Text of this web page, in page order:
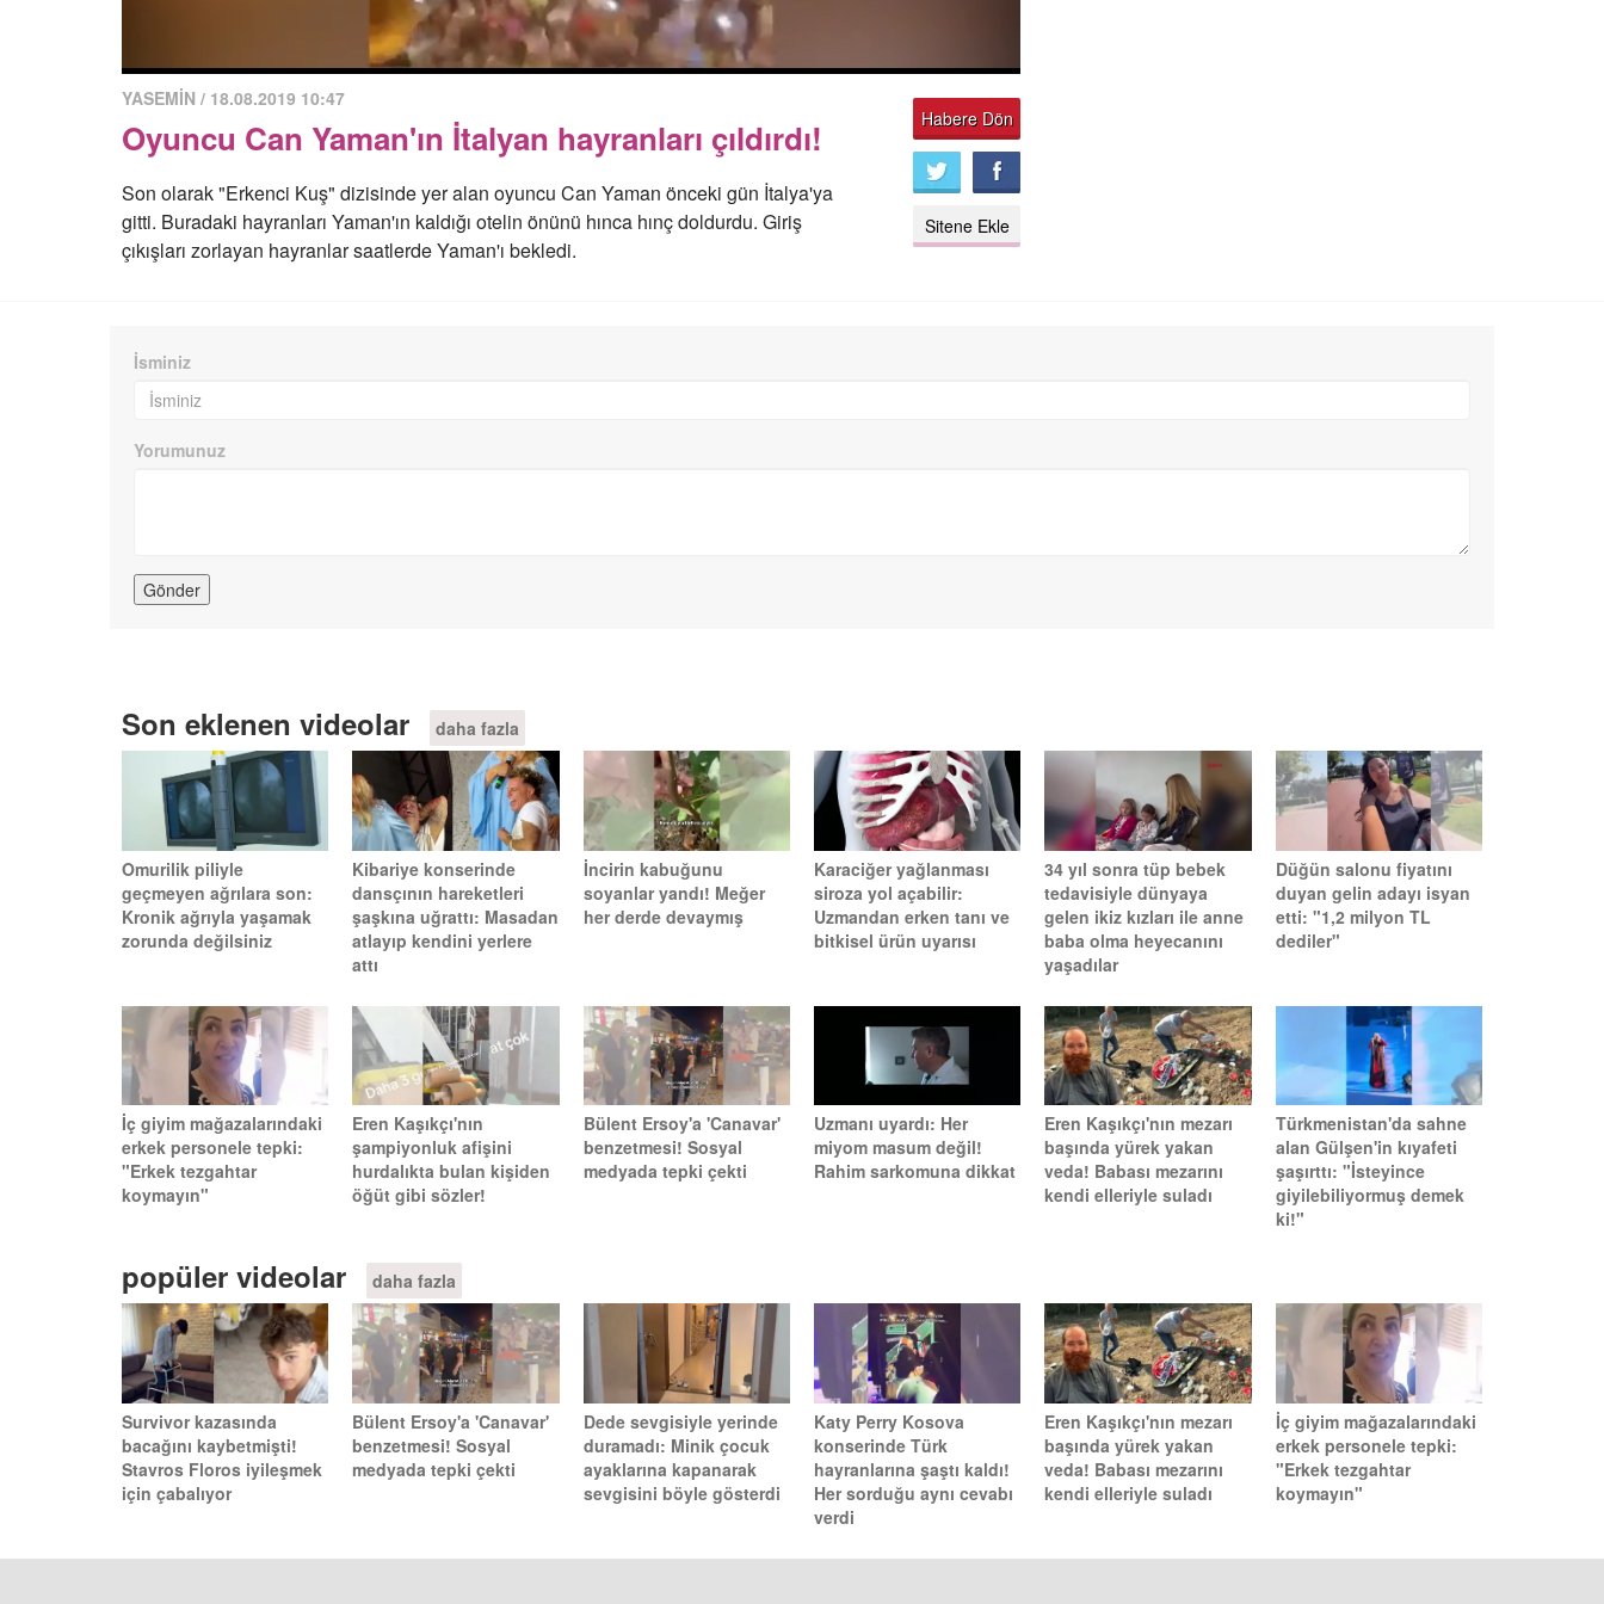
YASEMİN / 18.08.2019 10:47
Oyuncu Can Yaman'ın İtalyan hayranları çıldırdı!
Son olarak "Erkenci Kuş" dizisinde yer alan oyuncu Can Yaman önceki gün İtalya'ya
gitti. Buradaki hayranları Yaman'ın kaldığı otelin önünü hınca hınç doldurdu. Giriş
çıkışları zorlayan hayranlar saatlerde Yaman'ı bekledi.
Habere Dön
Sitene Ekle
İsminiz
Yorumunuz
Son eklenen videolar daha fazla
Omurilik piliyle
geçmeyen ağrılara son:
Kronik ağrıyla yaşamak
zorunda değilsiniz
Kibariye konserinde
dansçının hareketleri
şaşkına uğrattı: Masadan
atlayıp kendini yerlere
attı
İncirin kabuğunu
soyanlar yandı! Meğer
her derde devaymış
Karaciğer yağlanması
siroza yol açabilir:
Uzmandan erken tanı ve
bitkisel ürün uyarısı
34 yıl sonra tüp bebek
tedavisiyle dünyaya
gelen ikiz kızları ile anne
baba olma heyecanını
yaşadılar
Düğün salonu fiyatını
duyan gelin adayı isyan
etti: "1,2 milyon TL
dediler"
İç giyim mağazalarındaki
erkek personele tepki:
"Erkek tezgahtar
koymayın"
Eren Kaşıkçı'nın
şampiyonluk afişini
hurdalıkta bulan kişiden
öğüt gibi sözler!
Bülent Ersoy'a 'Canavar'
benzetmesi! Sosyal
medyada tepki çekti
Uzmanı uyardı: Her
miyom masum değil!
Rahim sarkomuna dikkat
Eren Kaşıkçı'nın mezarı
başında yürek yakan
veda! Babası mezarını
kendi elleriyle suladı
Türkmenistan'da sahne
alan Gülşen'in kıyafeti
şaşırttı: "İsteyince
giyilebiliyormuş demek
ki!"
popüler videolar daha fazla
Survivor kazasında
bacağını kaybetmişti!
Stavros Floros iyileşmek
için çabalıyor
Bülent Ersoy'a 'Canavar'
benzetmesi! Sosyal
medyada tepki çekti
Dede sevgisiyle yerinde
duramadı: Minik çocuk
ayaklarına kapanarak
sevgisini böyle gösterdi
Katy Perry Kosova
konserinde Türk
hayranlarına şaştı kaldı!
Her sorduğu aynı cevabı
verdi
Eren Kaşıkçı'nın mezarı
başında yürek yakan
veda! Babası mezarını
kendi elleriyle suladı
İç giyim mağazalarındaki
erkek personele tepki:
"Erkek tezgahtar
koymayın"